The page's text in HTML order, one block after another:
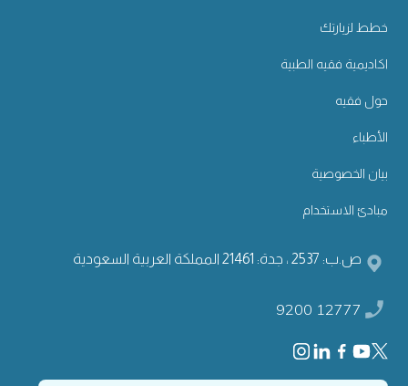
خطط لزيارتك
اكاديمية فقيه الطبية
حول فقيه
الأطباء
بيان الخصوصية
مبادئ الاستخدام
ص.ب: 2537 ، جدة: 21461 المملكة العربية السعودية
9200 12777